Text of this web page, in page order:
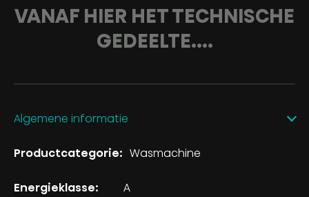
VANAF HIER HET TECHNISCHE
GEDEELTE....
Algemene informatie
Productcategorie: Wasmachine
Energieklasse: A